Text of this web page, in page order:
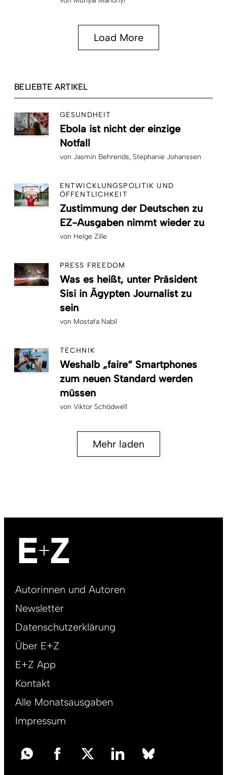
Load More
BELIEBTE ARTIKEL
GESUNDHEIT
Ebola ist nicht der einzige
Notfall
von Jasmin Behrends Stephanie Johanssen
ENTWICKLUNGSPOLITIK UND
ÖFFENTLICHKEIT
Zustimmung der Deutschen zu
EZ-Ausgaben nimmt wieder zu
von Helge Zille
PRESS FREEDOM
Was es heißt, unter Präsident
Sisi in Ägypten Journalist zu
sein
von Mostafa Nabil
TECHNIK
Weshalb „faire“ Smartphones
zum neuen Standard werden
müssen
von Viktor Schödwell
Mehr laden
Footer
DE
Autorinnen und Autoren
Newsletter
Datenschutzerklärung
Über E+Z
E+Z App
Kontakt
Alle Monatsausgaben
Impressum